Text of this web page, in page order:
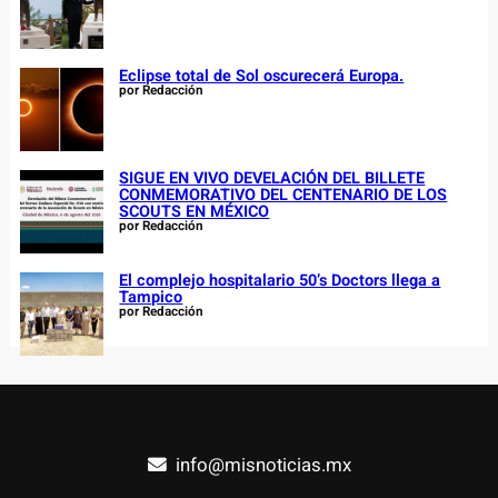
Eclipse total de Sol oscurecerá Europa.
por Redacción
SIGUE EN VIVO DEVELACIÓN DEL BILLETE
CONMEMORATIVO DEL CENTENARIO DE LOS
SCOUTS EN MÉXICO
por Redacción
El complejo hospitalario 50’s Doctors llega a
Tampico
por Redacción
info@misnoticias.mx